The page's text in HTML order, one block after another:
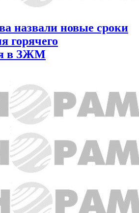
назвали новые сроки
горячего
в ЗЖМ